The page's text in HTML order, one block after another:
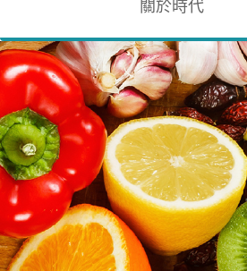
關於時代